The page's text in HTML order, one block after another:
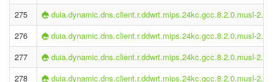
275
duia.dynamic.dns.client.r.ddwrt.mips.24kc.gcc.8.2.0.musl-
276
duia.dynamic.dns.client.r.ddwrt.mips.24kc.gcc.8.2.0.musl-
277
duia.dynamic.dns.client.r.ddwrt.mips.24kc.gcc.8.2.0.musl-
278
duia.dynamic.dns.client.r.ddwrt.mips.24kc.gcc.8.2.0.musl-